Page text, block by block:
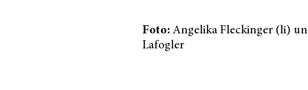
Foto: Angelika Fleckinger (li)
Lafogler